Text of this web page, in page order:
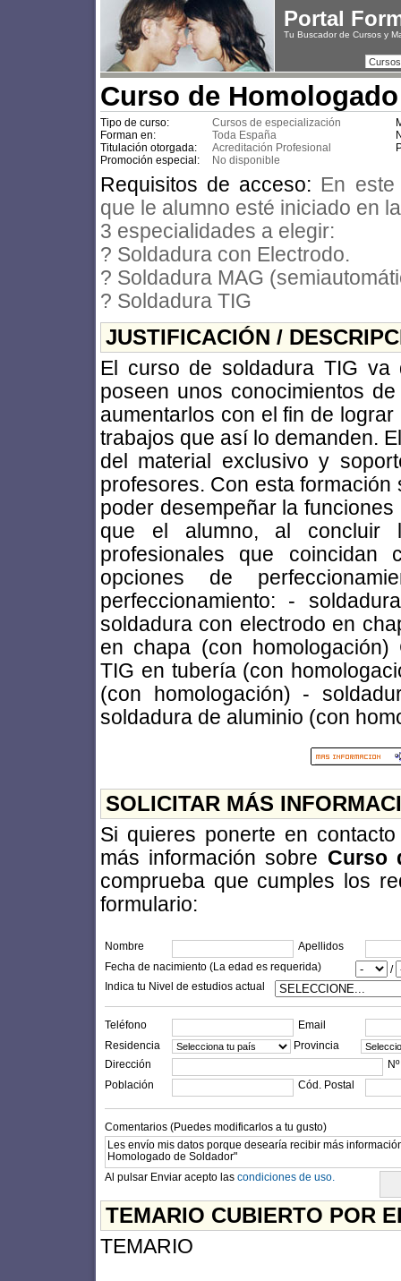
Portal
Tu Buscador de Cursos y
Curso de
Tipo de curso: Cursos de especialización
Forman en:
Toda España
Titulación otorgada:
Acreditación Profesional
Promoción especial:
No disponible
Requisitos de acceso: En
que le alumno esté iniciado en
3 especialidades a elegir:
? Soldadura con Electrodo.
? Soldadura MAG
? Soldadura TIG
JUSTIFICACIÓN /
El curso de soldadura TIG va
poseen unos conocimientos
aumentarlos con el fin de
trabajos que así lo demanden.
del material exclusivo y
profesores. Con esta
poder desempeñar la
que el alumno, al concluir
profesionales que coincidan
opciones de
perfeccionamiento: -
soldadura con electrodo en
en chapa (con
TIG en tubería (con
(con homologación) -
soldadura de aluminio (con
SOLICITAR MÁS
Si quieres ponerte en
más información sobre Curso
comprueba que cumples los
formulario:
Nombre
Apellidos
Fecha de nacimiento (La edad es requerida)
/
Indica tu Nivel de estudios actual
Teléfono
Email
Residencia
Provincia
Dirección
Nº
Población
Cód. Postal
Comentarios (Puedes modificarlos a tu gusto)
Al pulsar Enviar acepto las condiciones de uso.
TEMARIO CUBIERTO POR
TEMARIO